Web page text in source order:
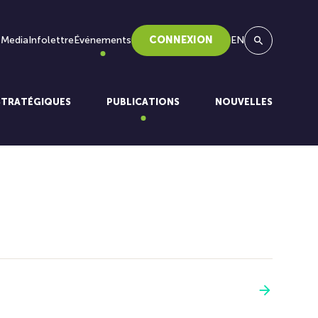
InfolettreÉvénements CONNEXION EN
PUBLICATIONS NOUVELLES